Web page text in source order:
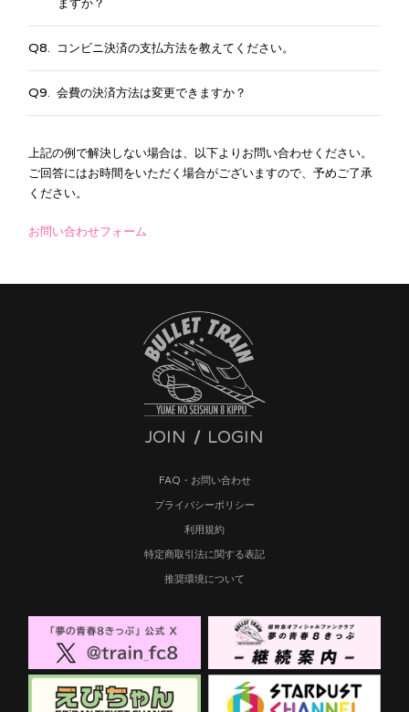
ますか？
コンビニ決済の支払方法を教えてください。
会費の決済方法は変更できますか？
上記の例で解決しない場合は、以下よりお問い合わせください。
ご回答にはお時間をいただく場合がございますので、予めご了承
ください。
お問い合わせフォーム
JOIN LOGIN
FAQ・お問い合わせ
プライバシーポリシー
利用規約
特定商取引法に関する表記
推奨環境について